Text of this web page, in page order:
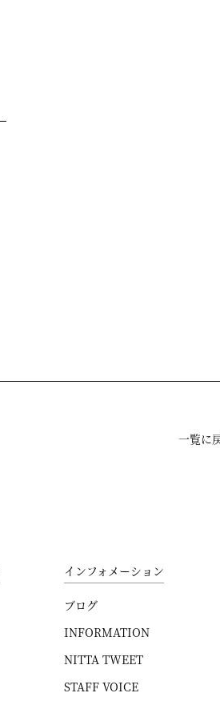
一覧に
インフォメーション
ブログ
INFORMATION
NITTA TWEET
STAFF VOICE